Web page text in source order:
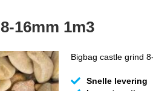
16mm 1m3
Bigbag castle grind
Snelle levering